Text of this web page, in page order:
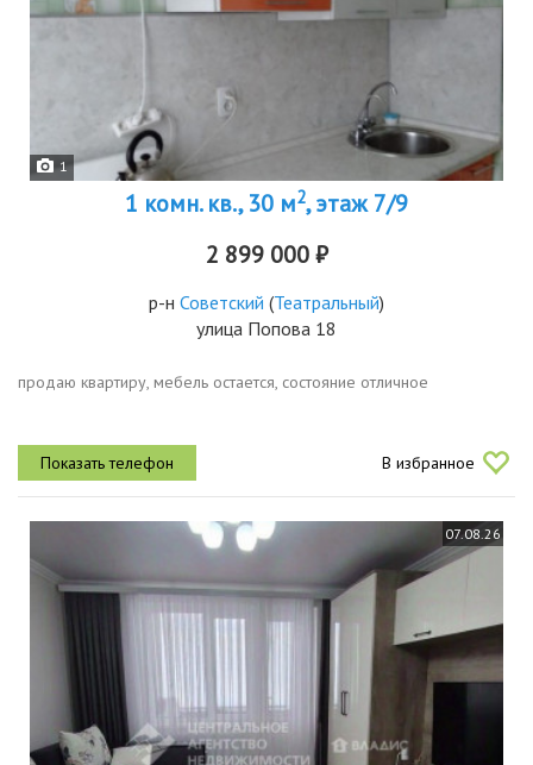
1
1 комн. кв., 30 м2, этаж 7/9
2 899 000 ₽
р-н Советский (Театральный)
улица Попова 18
продаю квартиру, мебель остается, состояние отличное
В избранное
07.08.26